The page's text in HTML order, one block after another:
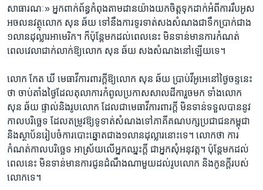
សាធារណៈ​» អ្នកពាក់ព័ន្ធកំពុង​តាម​ដានយ៉ាង​យក​ចិត្ត​ទុក​ដាក់អំពី​ការ​រឹប​អូស​
អចលនវត្ថុ​លោក សុន ឆ័យ ​ទៅ​នឹង​ការ​ទូរទាត់​សង​សំណង​ជា​ទឹកប្រាក់​ជាង ​
១លាន​ដុល្លារ​អាមេ​រិក។ ក៏ប៉ុន្តែមក​ដល់​ពេល​នេះ ​មិន​ទាន់​មាន​ការ​កំណត់​
ពេល​វេលា​ជាក់​លាក់​ឱ្យ​លោក សុន ឆ័យ​ ​សង​សំណង​នៅ​ឡើយទេ​។
លោក ​កែត ឃី មេធាវី​ការ​ពារ​ក្តី​ឱ្យ​លោក ​សុន ឆ័យ ប្រាប់​វីអូអេ​នៅថ្ងៃ​ចន្ទ​នេះ​
ថា ចាប់​តាំង​ថ្ងៃ​ដែ​ល​តុលាការ​កំពូល​ប្រកាស​សាល​ដីកា​រួច​មក​ ​ទាំង​លោក​
សុន ឆ័យ ​ផ្ទាល់​និង​រូប​លោក​ ដែល​ជា​មេធាវី​ការ​ពារក្តី មិន​ទាន់ទទួល​បាន​នូវ
កាល​បរិច្ឆេទ ​ដែល​តម្រូវ​ឱ្យ​ទូទាត់​សំណង​ទៅ​ភាគី​គណ​បក្ស​ប្រជា​ជន​កម្ពុជា
និង​ស្ថាប័នរៀបចំការ​បោះឆ្នោត​ជាង​១​លាន​ដុល្លារ​នោះ​ទេ។ ​លោក​ថា​ កា​រ
កំណត់​កាល​បរិច្ឆេទ អាស្រ័យលើអ្នក​ឈ្នះ​ក្តី​ ជា​អ្នក​សុំ​អនុ​វត្ត។ ប៉ុន្តែ​មក​ដល់​
ពេល​នេះ មិន​ទាន់​មាន​ការ​ជូ​ន​ដំណឹង​ណា​មួយដល់​រូបលោក និង​កូនក្តី​របស់​
លោក​ទេ។